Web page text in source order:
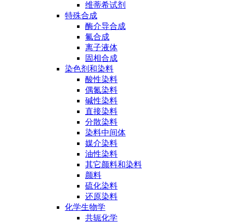
维蒂希试剂
特殊合成
酶介导合成
氟合成
离子液体
固相合成
染色剂和染料
酸性染料
偶氮染料
碱性染料
直接染料
分散染料
染料中间体
媒介染料
油性染料
其它颜料和染料
颜料
硫化染料
还原染料
化学生物学
共轭化学